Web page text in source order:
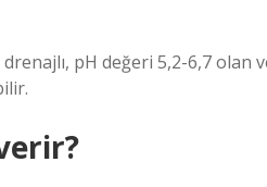
drenajlı, pH değeri 5,2-6,7